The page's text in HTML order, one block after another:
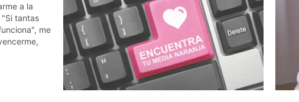
a la
tantas
me
Siempre